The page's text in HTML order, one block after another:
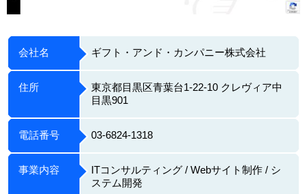
会社名 ギフト・アンド・カンパニー株式会社
住所
東京都目黒区青葉台1-22-10 クレヴィア中
目黒901
電話番号 03-6824-1318
事業内容
ITコンサルティング / Webサイト制作 / シ
ステム開発